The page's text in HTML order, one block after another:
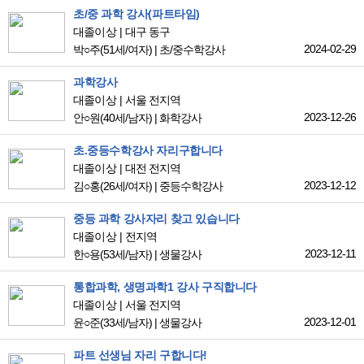
초/중 과학 강사(파트타임)
대졸이상
대구 동구
박○주(51세/여자) | 초/중수학강사 2024-02-29
과학강사
대졸이상
서울 전지역
안○원(40세/남자) | 화학강사 2023-12-26
초.중등수학강사 자리구합니다
대졸이상
대전 전지역
김○홍(26세/여자) | 중등수학강사 2023-12-12
중등 과학 강사자리 찾고 있습니다
대졸이상
전지역
한○용(53세/남자) |생물강사 2023-12-11
통합과학, 생명과학1 강사 구직합니다
대졸이상
서울 전지역
윤○준(33세/남자) |생물강사 2023-12-01
파트 선생님 자리 구합니다!